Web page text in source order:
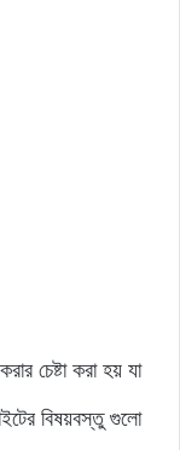
চেষ্টা করা হয় যা
বিষয়বস্তু গুলো